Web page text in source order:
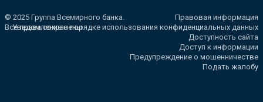
© 2025 Группа Всемирного банка.
Все права сохранены.
Правовая информация
Уведомление о порядке использования конфиденциальных данных
Доступность сайта
Доступ к информации
Предупреждение о мошенничестве
Подать жалобу